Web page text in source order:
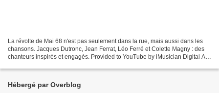
La révolte de Mai 68 n'est pas seulement dans la rue, mais aussi dans les
chansons. Jacques Dutronc, Jean Ferrat, Léo Ferré et Colette Magny : des
chanteurs inspirés et engagés. Provided to YouTube by iMusician Digital AG
Hébergé par Overblog